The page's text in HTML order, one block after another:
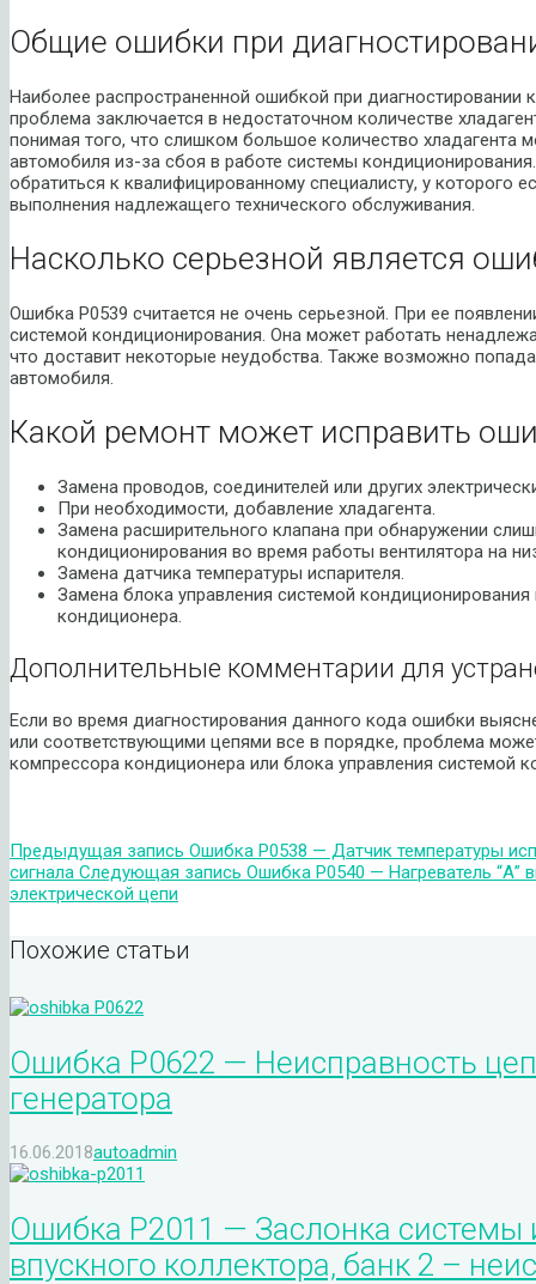
Общие ошибки при
Наиболее распространенной ошибкой при диагностировании
проблема заключается в недостаточном количестве
понимая того, что слишком большое количество хладагента
автомобиля из-за сбоя в работе системы
обратиться к квалифицированному специалисту, у которого
выполнения надлежащего технического обслуживания.
Насколько серьезной является
Ошибка P0539 считается не очень серьезной. При ее
системой кондиционирования. Она может работать
что доставит некоторые неудобства. Также возможно
автомобиля.
Какой ремонт может исправить
Замена проводов, соединителей или других
При необходимости, добавление хладагента.
Замена расширительного клапана при обнаружении
кондиционирования во время работы вентилятора на
Замена датчика температуры испарителя.
Замена блока управления системой
кондиционера.
Дополнительные комментарии для
Если во время диагностирования данного кода ошибки
или соответствующими цепями все в порядке, проблема
компрессора кондиционера или блока управления системой
Предыдущая запись Ошибка P0538 — Датчик температуры
сигнала Следующая запись Ошибка P0540 — Нагреватель “А”
электрической цепи
Похожие статьи
Ошибка P0622 — Неисправность
генератора
16.06.2018autoadmin
Ошибка P2011 — Заслонка системы
впускного коллектора, банк 2 –